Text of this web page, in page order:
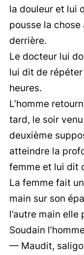
la douleur et lui
pousse la
derrière.
Le docteur lui
lui dit de
heures.
L’homme
tard, le soir
deuxième
atteindre la
femme et lui dit
La femme fait
main sur son
l’autre main
Soudain
— Maudit,